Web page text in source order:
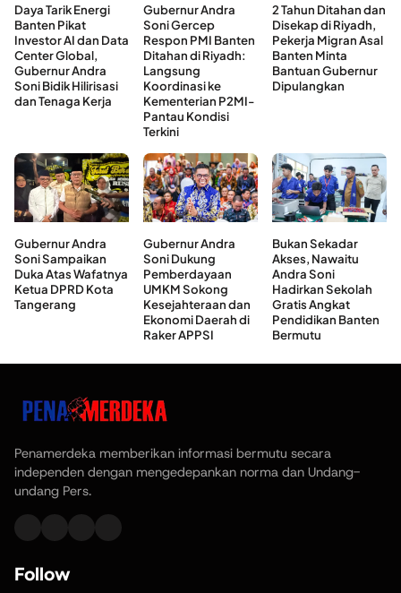
Daya Tarik Energi
Banten Pikat
Investor AI dan Data
Center Global,
Gubernur Andra
Soni Bidik Hilirisasi
dan Tenaga Kerja
Gubernur Andra
Soni Gercep
Respon PMI Banten
Ditahan di Riyadh:
Langsung
Koordinasi ke
Kementerian P2MI-
Pantau Kondisi
Terkini
2 Tahun Ditahan dan
Disekap di Riyadh,
Pekerja Migran Asal
Banten Minta
Bantuan Gubernur
Dipulangkan
Gubernur Andra
Soni Sampaikan
Duka Atas Wafatnya
Ketua DPRD Kota
Tangerang
Gubernur Andra
Soni Dukung
Pemberdayaan
UMKM Sokong
Kesejahteraan dan
Ekonomi Daerah di
Raker APPSI
Bukan Sekadar
Akses, Nawaitu
Andra Soni
Hadirkan Sekolah
Gratis Angkat
Pendidikan Banten
Bermutu
Penamerdeka memberikan informasi bermutu secara
independen dengan mengedepankan norma dan Undang-
undang Pers.
Follow